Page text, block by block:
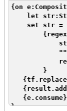
{on
true, "イベント
let
tf.value
let
e.string
{on
let
set str =
{regexp-
}
{tf.replace-
{result.add
{e.consume}
}